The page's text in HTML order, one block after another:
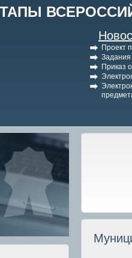
Проект
Задания
Приказ